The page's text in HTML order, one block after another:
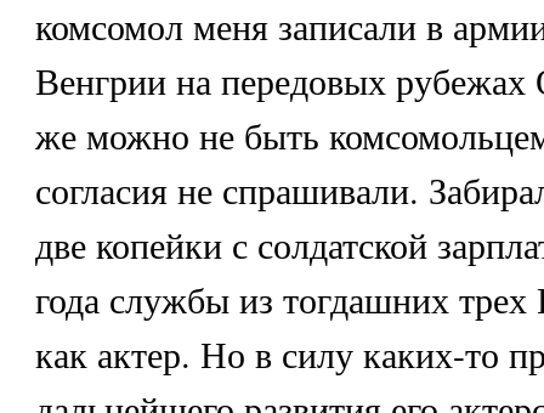
комсомол меня записали в
Венгрии на передовых рубежах
же можно не быть
согласия не спрашивали.
две копейки с солдатской
года службы из тогдашних трех
как актер. Но в силу каких-то